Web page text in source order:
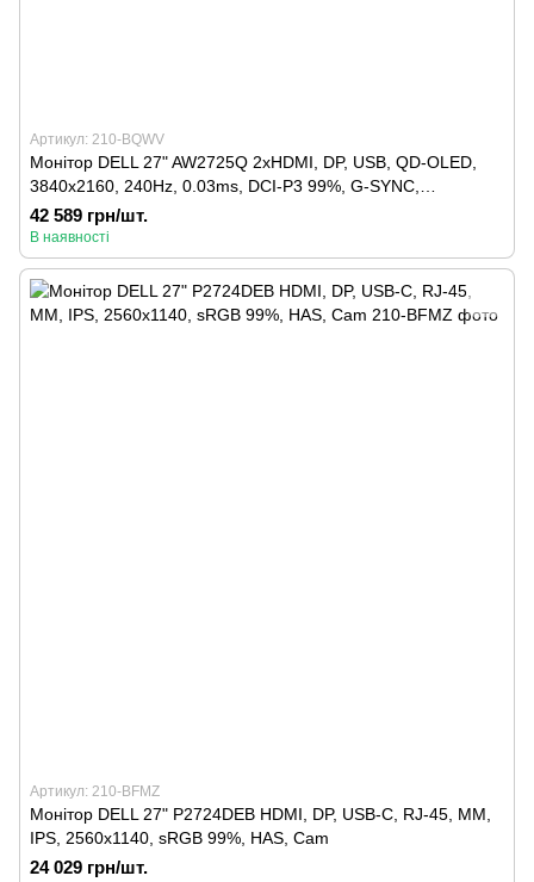
Артикул: 210-BQWV
Монітор DELL 27" AW2725Q 2xHDMI, DP, USB, QD-OLED,
3840x2160, 240Hz, 0.03ms, DCI-P3 99%, G-SYNC,
AdaptiveSync, Pivot, HDR TrueBlack 400
42 589 грн/шт.
В наявності
Артикул: 210-BFMZ
Монітор DELL 27" P2724DEB HDMI, DP, USB-C, RJ-45, MM,
IPS, 2560x1140, sRGB 99%, HAS, Cam
24 029 грн/шт.